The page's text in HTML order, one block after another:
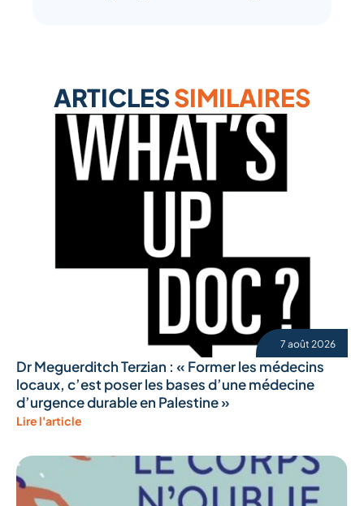
ARTICLESSIMILAIRES
7 août 2026
Dr Meguerditch Terzian : « Former les médecins
locaux, c’est poser les bases d’une médecine
d’urgence durable en Palestine »
Lire l'article